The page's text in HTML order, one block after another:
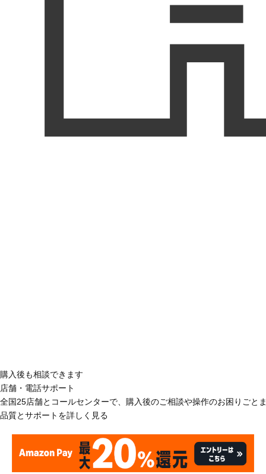
購入後も相談できます
店舗・電話サポート
全国25店舗とコールセンターで、購入後のご相談や操作のお困りごと
品質とサポートを詳しく見る